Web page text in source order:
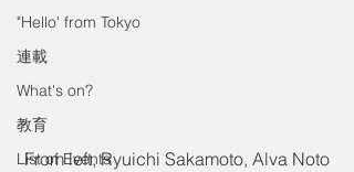
"Hello' from Tokyo
連載
What's on?
教育
List of Events
From left, Ryuichi Sakamoto, Alva Noto